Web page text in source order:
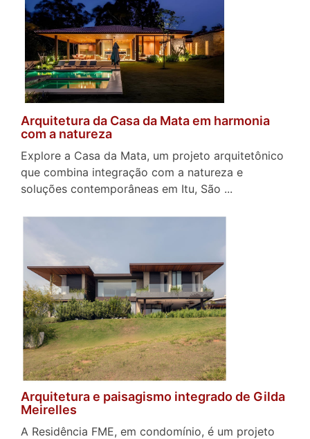
Arquitetura da Casa da Mata em harmonia
com a natureza
Explore a Casa da Mata, um projeto arquitetônico
que combina integração com a natureza e
soluções contemporâneas em Itu, São ...
Arquitetura e paisagismo integrado de Gilda
Meirelles
A Residência FME, em condomínio, é um projeto